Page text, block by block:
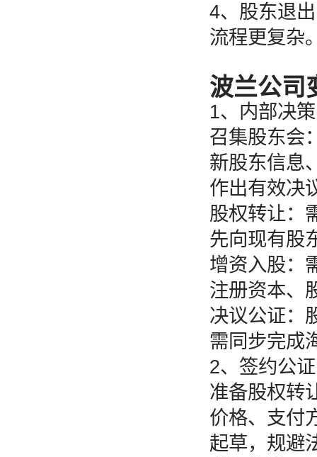
4、股东退
流程更复杂
波兰公司
1、内部决策
召集股东会
新股东信息
作出有效决
股权转让：
先向现有股
增资入股：
注册资本、
决议公证：
需同步完成
2、签约公证
准备股权转
价格、支付
起草，规避